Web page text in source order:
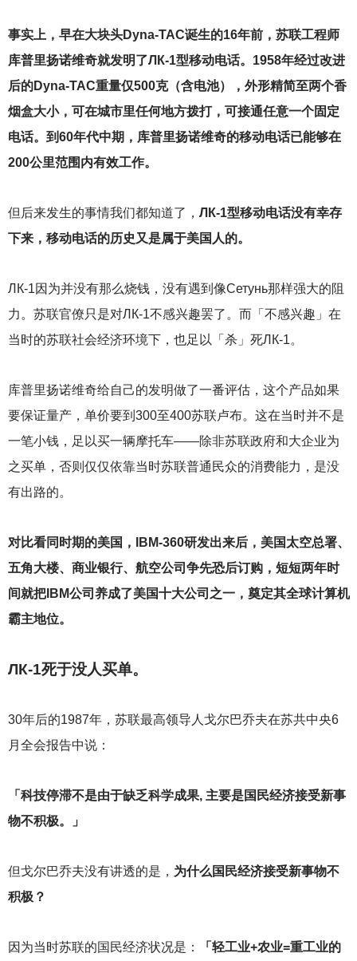
事实上，早在大块头Dyna-TAC诞生的16年前，苏联工程师
库普里扬诺维奇就发明了ЛК-1型移动电话。1958年经过改进
后的Dyna-TAC重量仅500克（含电池），外形精简至两个香
烟盒大小，可在城市里任何地方拨打，可接通任意一个固定
电话。到60年代中期，库普里扬诺维奇的移动电话已能够在
200公里范围内有效工作。
但后来发生的事情我们都知道了， ЛК-1型移动电话没有幸存
下来，移动电话的历史又是属于美国人的。
ЛК-1因为并没有那么烧钱，没有遇到像Сетунь那样强大的阻
力。苏联官僚只是对ЛК-1不感兴趣罢了。而「不感兴趣」在
当时的苏联社会经济环境下，也足以「杀」死ЛК-1。
库普里扬诺维奇给自己的发明做了一番评估，这个产品如果
要保证量产，单价要到300至400苏联卢布。这在当时并不是
一笔小钱，足以买一辆摩托车——除非苏联政府和大企业为
之买单，否则仅仅依靠当时苏联普通民众的消费能力，是没
有出路的。
对比看同时期的美国，IBM-360研发出来后，美国太空总署、
五角大楼、商业银行、航空公司争先恐后订购，短短两年时
间就把IBM公司养成了美国十大公司之一，奠定其全球计算机
霸主地位。
ЛК-1死于没人买单。
30年后的1987年，苏联最高领导人戈尔巴乔夫在苏共中央6
月全会报告中说：
「科技停滞不是由于缺乏科学成果, 主要是国民经济接受新事
物不积极。」
但戈尔巴乔夫没有讲透的是， 为什么国民经济接受新事物不
积极？
因为当时苏联的国民经济状况是： 「轻工业+农业=重工业的